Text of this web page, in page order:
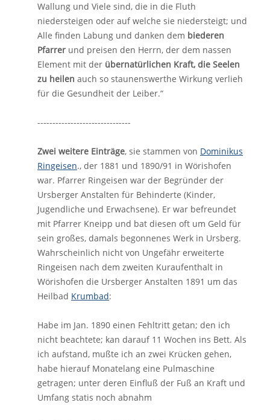
Wallung und Viele sind, die in die Fluth
niedersteigen oder auf welche sie niedersteigt; und
Alle finden Labung und danken dem biederen
Pfarrer und preisen den Herrn, der dem nassen
Element mit der übernatürlichen Kraft, die Seelen
zu heilen auch so staunenswerthe Wirkung verlieh
für die Gesundheit der Leiber.“
-------------------------------
Zwei weitere Einträge, sie stammen von Dominikus
Ringeisen., der 1881 und 1890/91 in Wörishofen
war. Pfarrer Ringeisen war der Begründer der
Ursberger Anstalten für Behinderte (Kinder,
Jugendliche und Erwachsene). Er war befreundet
mit Pfarrer Kneipp und bat diesen oft um Geld für
sein großes, damals begonnenes Werk in Ursberg.
Wahrscheinlich nicht von Ungefähr erweiterte
Ringeisen nach dem zweiten Kuraufenthalt in
Wörishofen die Ursberger Anstalten 1891 um das
Heilbad Krumbad:
Habe im Jan. 1890 einen Fehltritt getan; den ich
nicht beachtete; kan darauf 11 Wochen ins Bett. Als
ich aufstand, mußte ich an zwei Krücken gehen,
habe hierauf Monatelang eine Pulmaschine
getragen; unter deren Einfluß der Fuß an Kraft und
Umfang statis noch abnahm